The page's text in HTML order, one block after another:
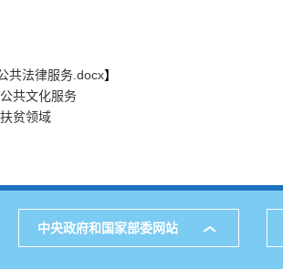
共法律服务.docx】
公共文化服务
贫领域
中央政府和国家部委网站